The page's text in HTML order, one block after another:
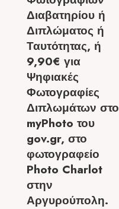
Διαβατηρίου ή
Διπλώματος ή
Ταυτότητας, ή
9,90€ για
Ψηφιακές
Φωτογραφίες
Διπλωμάτων στο
myPhoto του
gov.gr, στο
φωτογραφείο
Photo Charlot
στην
Αργυρούπολη.